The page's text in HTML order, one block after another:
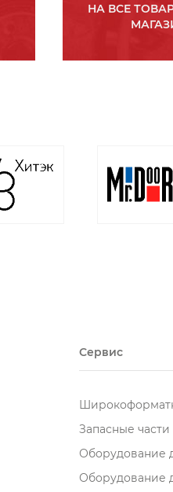
НА ВСЕ
Сервис
Запасные части
Оборудование
Оборудование